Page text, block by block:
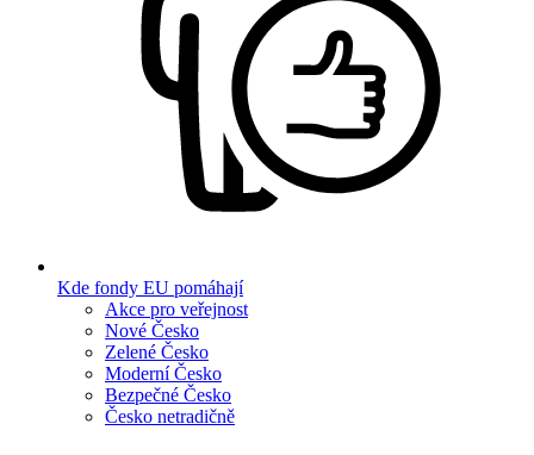
Kde fondy EU pomáhají
Akce pro veřejnost
Nové Česko
Zelené Česko
Moderní Česko
Bezpečné Česko
Česko netradičně